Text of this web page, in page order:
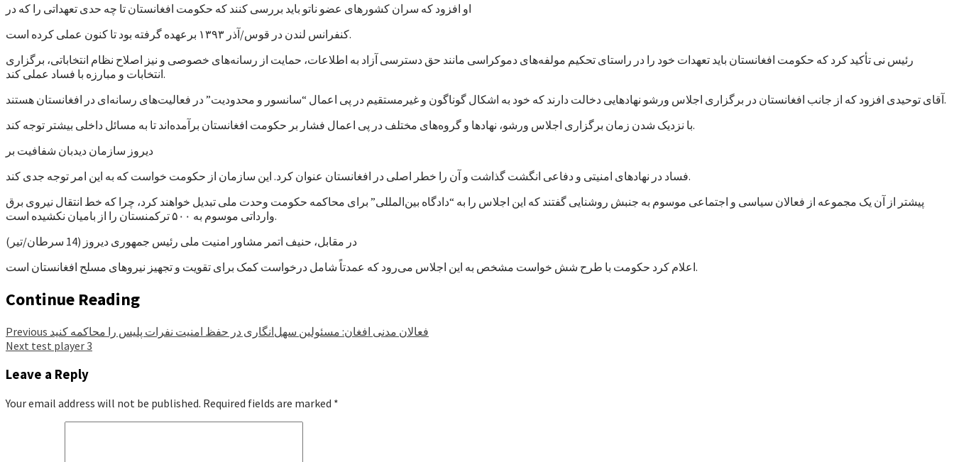
او افزود که سران کشورهای عضو ناتو باید بررسی کنند که حکومت افغانستان تا چه حدی تعهداتی را که در
کنفرانس لندن در قوس/آذر ۱۳۹۳ برعهده گرفته بود تا کنون عملی کرده است.
رئیس نی تأکید کرد که حکومت افغانستان باید تعهدات خود را در راستای تحکیم مولفه‌های دموکراسی مانند حق دسترسی آزاد به اطلاعات، حمایت از رسانه‌های خصوصی و نیز اصلاح نظام انتخاباتی، برگزاری
انتخابات و مبارزه با فساد عملی کند.
آقای توحیدی افزود که از جانب افغانستان در برگزاری اجلاس ورشو نهادهایی دخالت دارند که خود به اشکال گوناگون و غیرمستقیم در پی اعمال “سانسور و محدودیت” در فعالیت‌های رسانه‌ای در افغانستان هستند.
با نزدیک شدن زمان برگزاری اجلاس ورشو، نهادها و گروه‌های مختلف در پی اعمال فشار بر حکومت افغانستان برآمده‌اند تا به مسائل داخلی بیشتر توجه کند.
دیروز سازمان دیدبان شفافیت بر
فساد در نهادهای امنیتی و دفاعی انگشت گذاشت و آن را خطر اصلی در افغانستان عنوان کرد. این سازمان از حکومت خواست که به این امر توجه جدی کند.
پیشتر از آن یک مجموعه از فعالان سیاسی و اجتماعی موسوم به جنبش روشنایی گفتند که این اجلاس را به “دادگاه بین‌المللی” برای محاکمه حکومت وحدت ملی تبدیل خواهند کرد، چرا که خط انتقال نیروی برق
وارداتی موسوم به ۵۰۰ ترکمنستان را از بامیان نکشیده است.
در مقابل، حنیف اتمر مشاور امنیت ملی رئیس جمهوری دیروز (14 سرطان/تیر)
اعلام کرد حکومت با طرح شش خواست مشخص به این اجلاس می‌رود که عمدتاً شامل درخواست کمک برای تقویت و تجهیز نیروهای مسلح افغانستان است.
Continue Reading
Previous فعالان مدنی افغان: مسئولین سهل‌انگاری در حفظ امنیت نفرات پلیس را محاکمه کنید
Next test player 3
Leave a Reply
Your email address will not be published. Required fields are marked *